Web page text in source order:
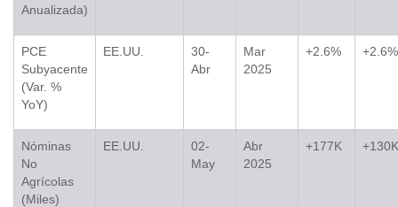
Anualizada)
PCE
Subyacente
(Var. %
YoY)
EE.UU.
30-
Abr
Mar
2025
+2.6% +2.6%
Nóminas
No
Agrícolas
(Miles)
EE.UU.
02-
May
Abr
2025
+177K +130K